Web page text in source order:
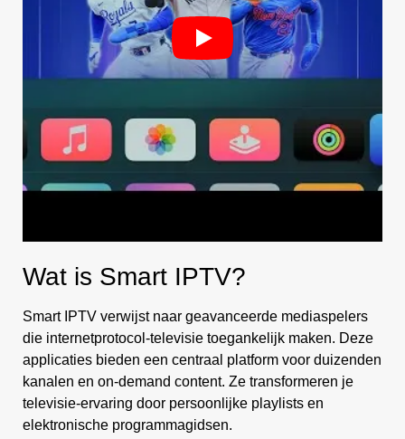
Wat is Smart IPTV?
Smart IPTV verwijst naar geavanceerde mediaspelers
die internetprotocol-televisie toegankelijk maken. Deze
applicaties bieden een centraal platform voor duizenden
kanalen en on-demand content. Ze transformeren je
televisie-ervaring door persoonlijke playlists en
elektronische programmagidsen.